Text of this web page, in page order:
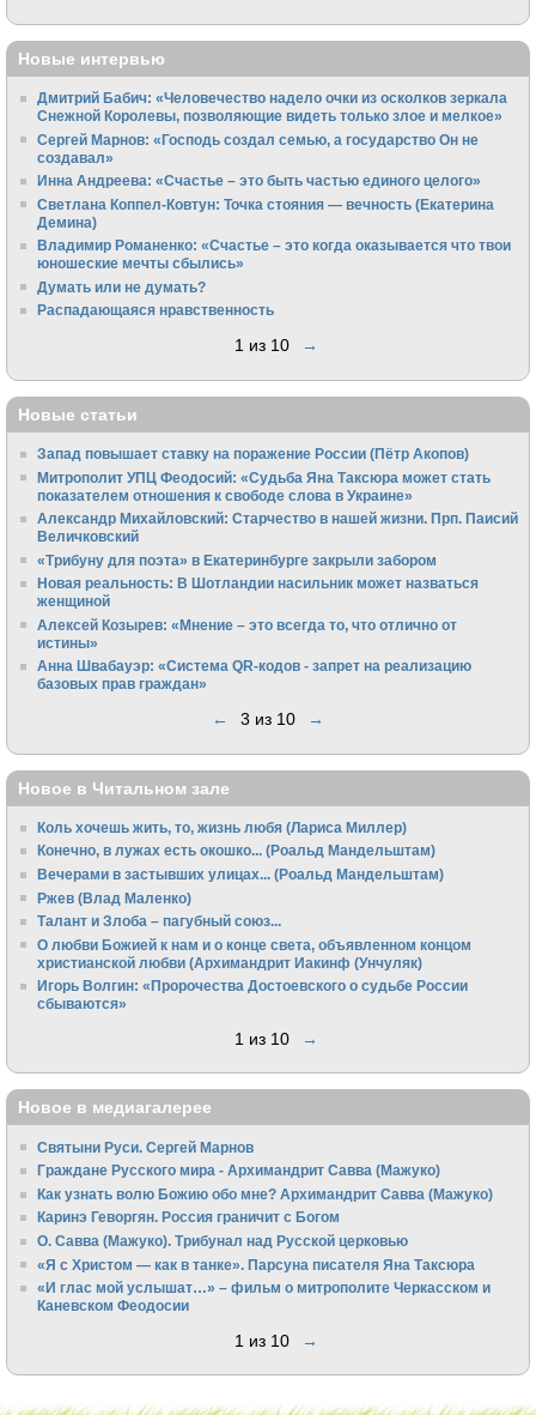
Новые интервью
Дмитрий Бабич: «Человечество надело очки из осколков зеркала
Снежной Королевы, позволяющие видеть только злое и мелкое»
Сергей Марнов: «Господь создал семью, а государство Он не
создавал»
Инна Андреева: «Счастье – это быть частью единого целого»
Светлана Коппел-Ковтун: Точка стояния — вечность (Екатерина
Демина)
Владимир Романенко: «Счастье – это когда оказывается что твои
юношеские мечты сбылись»
Думать или не думать?
Распадающаяся нравственность
1 из 10 →
Новые статьи
Запад повышает ставку на поражение России (Пётр Акопов)
Митрополит УПЦ Феодосий: «Судьба Яна Таксюра может стать
показателем отношения к свободе слова в Украине»
Алек­сандр Михайловский: Старчество в нашей жизни. Прп. Паисий
Величковский
«Трибуну для поэта» в Екатеринбурге закрыли забором
Новая реальность: В Шотландии насильник может назваться
женщиной
Алексей Козырев: «Мнение – это всегда то, что отлично от
истины»
Анна Швабауэр: «Система QR-кодов - запрет на реализацию
базовых прав граждан»
← 3 из 10 →
Новое в Читальном зале
Коль хочешь жить, то, жизнь любя (Лариса Миллер)
Конечно, в лужах есть окошко... (Роальд Мандельштам)
Вечерами в застывших улицах... (Роальд Мандельштам)
Ржев (Влад Маленко)
Талант и Злоба – пагубный союз...
О любви Божией к нам и о конце света, объявленном концом
христианской любви (Архимандрит Иакинф (Унчуляк)
Игорь Волгин: «Пророчества Достоевского о судьбе России
сбываются»
1 из 10 →
Новое в медиагалерее
Святыни Руси. Сергей Марнов
Граждане Русского мира - Архимандрит Савва (Мажуко)
Как узнать волю Божию обо мне? Архимандрит Савва (Мажуко)
Каринэ Геворгян. Россия граничит с Богом
О. Савва (Мажуко). Трибунал над Русской церковью
«Я с Христом — как в танке». Парсуна писателя Яна Таксюра
«И глас мой услышат…» – фильм о митрополите Черкасском и
Каневском Феодосии
1 из 10 →